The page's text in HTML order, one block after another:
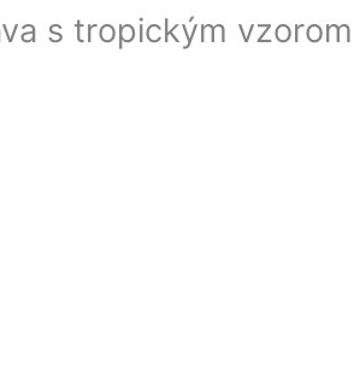
s tropickým vzorom